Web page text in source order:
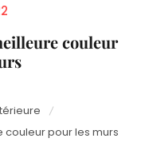
couleur
couleur pour les murs